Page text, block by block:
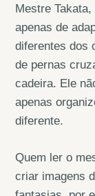
Mestre
apenas de
diferentes dos
de pernas
cadeira. Ele
apenas
diferente.
Quem ler o
criar imagens